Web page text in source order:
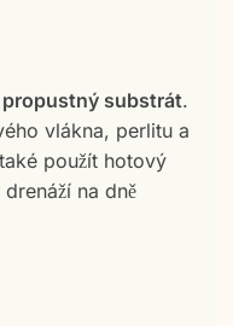
propustný substrát.
vlákna, perlitu a
použít hotový
na dně